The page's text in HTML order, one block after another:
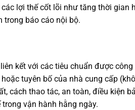
lợi thế cốt lõi như tăng thời gian
trong báo cáo nội bộ.
kết với các tiêu chuẩn được công
tuyên bố của nhà cung cấp
cách thao tác, an toàn, điều kiện
vận hành hằng ngày.